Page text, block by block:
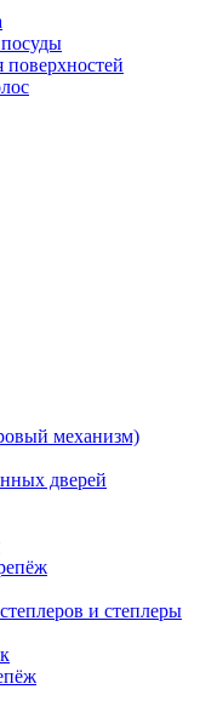
поверхностей
механизм)
дверей
и степлеры